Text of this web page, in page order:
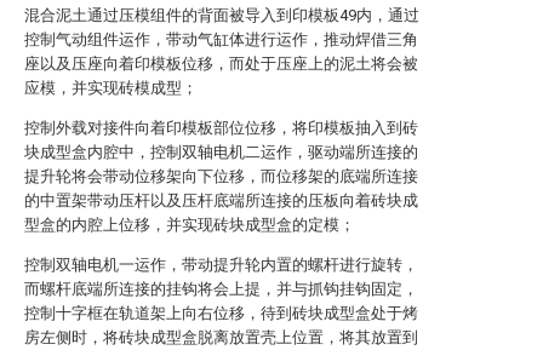
混合泥土通过压模组件的背面被导入到印模板49内，通过
控制气动组件运作，带动气缸体进行运作，推动焊借三角
座以及压座向着印模板位移，而处于压座上的泥土将会被
应模，并实现砖模成型；
控制外载对接件向着印模板部位位移，将印模板抽入到砖
块成型盒内腔中，控制双轴电机二运作，驱动端所连接的
提升轮将会带动位移架向下位移，而位移架的底端所连接
的中置架带动压杆以及压杆底端所连接的压板向着砖块成
型盒的内腔上位移，并实现砖块成型盒的定模；
控制双轴电机一运作，带动提升轮内置的螺杆进行旋转，
而螺杆底端所连接的挂钩将会上提，并与抓钩挂钩固定，
控制十字框在轨道架上向右位移，待到砖块成型盒处于烤
房左侧时，将砖块成型盒脱离放置壳上位置，将其放置到